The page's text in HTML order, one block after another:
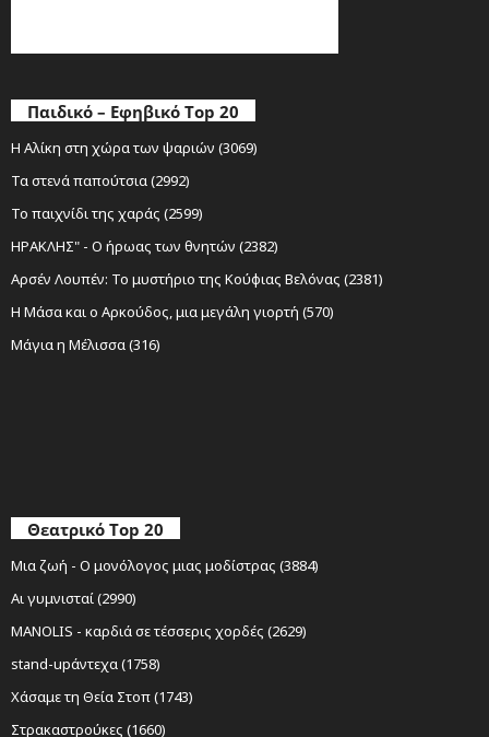
Παιδικό – Εφηβικό Top 20
Η Αλίκη στη χώρα των ψαριών (3069)
Τα στενά παπούτσια (2992)
Το παιχνίδι της χαράς (2599)
ΗΡΑΚΛΗΣ" - Ο ήρωας των θνητών (2382)
Αρσέν Λουπέν: Το μυστήριο της Κούφιας Βελόνας (2381)
Η Μάσα και ο Αρκούδος, μια μεγάλη γιορτή (570)
Μάγια η Μέλισσα (316)
Θεατρικό Top 20
Μια ζωή - Ο μονόλογος μιας μοδίστρας (3884)
Αι γυμνισταί (2990)
MANOLIS - καρδιά σε τέσσερις χορδές (2629)
stand-upάντεχα (1758)
Χάσαμε τη Θεία Στοπ (1743)
Στρακαστρούκες (1660)